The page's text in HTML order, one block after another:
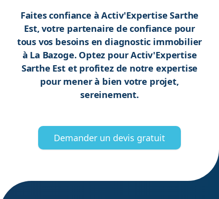
Faites confiance à Activ'Expertise Sarthe
Est, votre partenaire de confiance pour
tous vos besoins en diagnostic immobilier
à La Bazoge. Optez pour Activ'Expertise
Sarthe Est et profitez de notre expertise
pour mener à bien votre projet,
sereinement.
Demander un devis gratuit